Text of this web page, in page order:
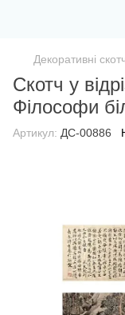
Декоративні
Скотч у
Філософи
Артикул: ДС-00886